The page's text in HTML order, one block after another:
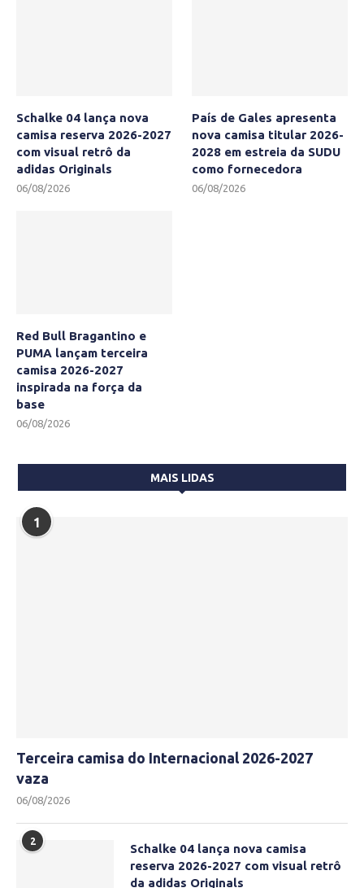
Schalke 04 lança nova
camisa reserva 2026-2027
com visual retrô da
adidas Originals
06/08/2026
País de Gales apresenta
nova camisa titular 2026-
2028 em estreia da SUDU
como fornecedora
06/08/2026
Red Bull Bragantino e
PUMA lançam terceira
camisa 2026-2027
inspirada na força da
base
06/08/2026
MAIS LIDAS
1
Terceira camisa do Internacional 2026-2027
vaza
06/08/2026
2
Schalke 04 lança nova camisa
reserva 2026-2027 com visual retrô
da adidas Originals